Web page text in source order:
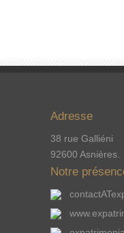
Adresse
38 rue Galliéni
92600 Asnières.
Notre